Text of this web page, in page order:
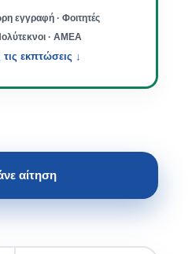
εγγραφή · Φοιτητές
· ΑΜΕΑ
τις εκπτώσεις ↓
αίτηση